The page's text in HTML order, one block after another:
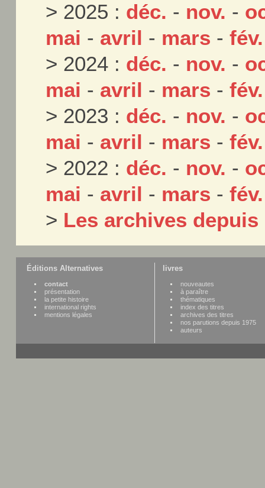
> 2025 : déc. - nov. -
mai - avril - mars -fév.
> 2024 : déc. - nov. -
mai - avril - mars -fév.
> 2023 : déc. - nov. -
mai - avril - mars -fév.
> 2022 : déc. - nov. -
mai - avril - mars -fév.
> Les archives depuis
Éditions Alternatives
contact
présentation
la petite histoire
international rights
mentions légales
livres
nouveautes
à paraître
thématiques
index des titres
archives des titres
nos parutions depuis 1975
auteurs